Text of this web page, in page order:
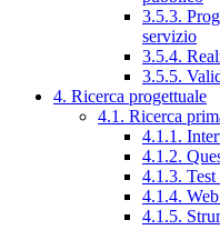
3.5.3.
servizio
3.5.4.
3.5.5.
4. Ricerca progettuale
4.1. Ricerca
4.1.1.
4.1.2.
4.1.3.
4.1.4.
4.1.5.